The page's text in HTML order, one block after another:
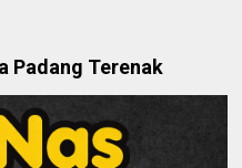
Padang Terenak